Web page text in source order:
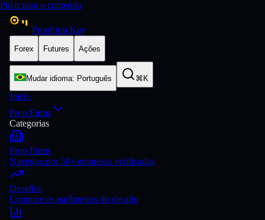
Pular para o conteúdo
PropFirm Key
Forex Futures Ações
Mudar idioma: Português ⌘K
Inicio
Prop Firms
Categorias
Prop Firms
Navegue por 50+ empresas verificadas
Desafios
Compare os parâmetros do desafio